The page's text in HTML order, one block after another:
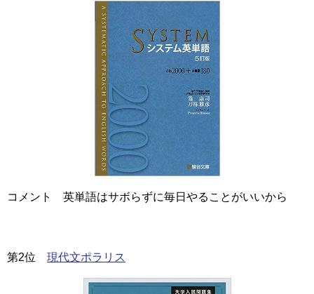
コメント 英単語はサボらずに毎日やることがいいから
第2位 現代文ポラリス